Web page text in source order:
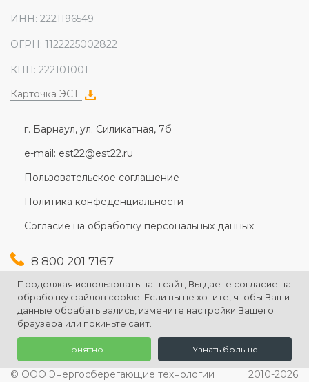
ИНН: 2221196549
ОГРН: 1122225002822
КПП: 222101001
Карточка ЭСТ
г. Барнаул, ул. Силикатная, 7б
e-mail: est22@est22.ru
Пользовательское соглашение
Политика конфеденциальности
Согласие на обработку персональных данных
8 800 201 7167
+7 (3852) 607-167
+7 (3852) 226-176
© ООО Энергосберегающие технологии 2010-2026
Продолжая использовать наш сайт, Вы даете согласие на
обработку файлов cookie. Если вы не хотите, чтобы Ваши
данные обрабатывались, измените настройки Вашего
браузера или покиньте сайт.
Понятно Узнать больше